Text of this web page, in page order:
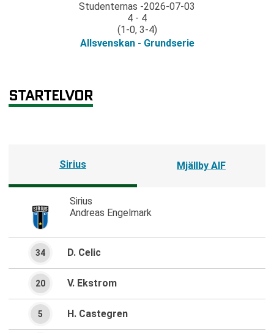
Studenternas 2026-07-03
4 - 4
(1-0, 3-4)
Allsvenskan - Grundserie
STARTELVOR
Sirius Mjällby AIF
Sirius
Andreas Engelmark
D. Celic
34
V. Ekstrom
20
H. Castegren
5